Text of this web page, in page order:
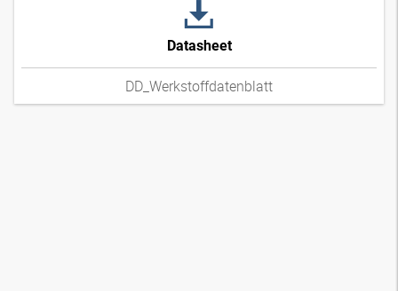
Datasheet
DD_Werkstoffdatenblatt